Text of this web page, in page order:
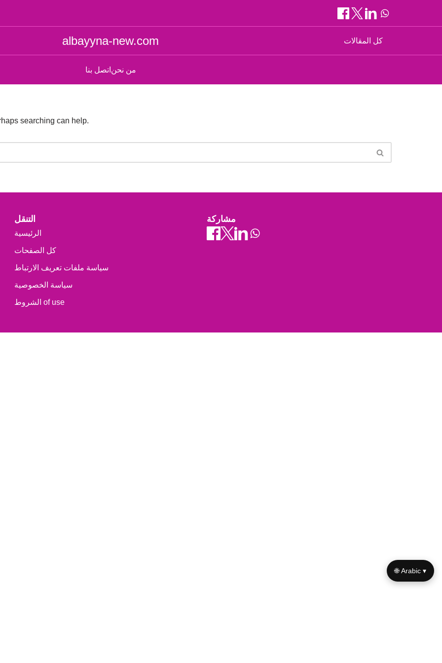
albayyna-new.com كل المقالات
اتصل بنا من نحن
searching can help.
التنقل
الرئيسية
كل الصفحات
سياسة ملفات تعريف الارتباط
سياسة الخصوصية
الشروط of use
مشاركة
🌐 Arabic ▾